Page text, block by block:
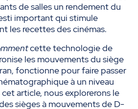
de salles un rendement du
important qui stimule
les recettes des cinémas.
cette technologie de
les mouvements du siège
fonctionne pour faire passer
à un niveau
article, nous explorerons le
sièges à mouvements de D-